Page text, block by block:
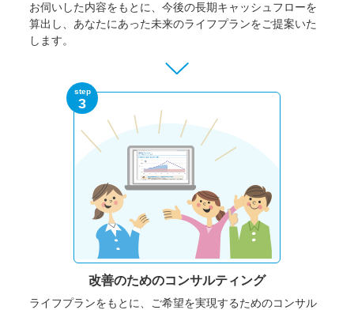
お伺いした内容をもとに、今後の長期キャッシュフローを
算出し、あなたにあった未来のライフプランをご提案いた
します。
step
3
改善のためのコンサルティング
ライフプランをもとに、ご希望を実現するためのコンサル